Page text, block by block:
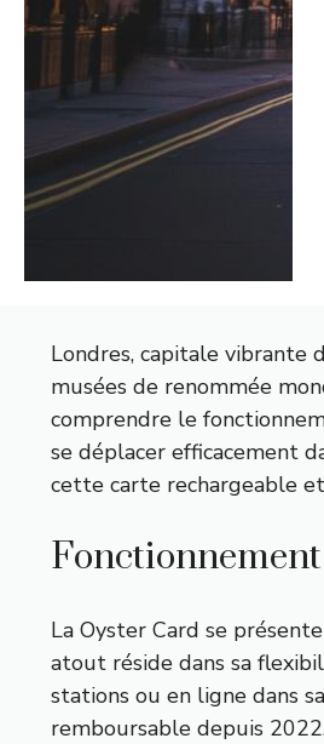
Londres, capitale vibrante
musées de renommée
comprendre le
se déplacer efficacement
cette carte rechargeable
La Oyster Card se
atout réside dans sa
stations ou en ligne dans
remboursable depuis